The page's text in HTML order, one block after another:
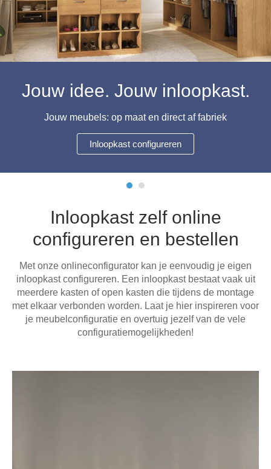
Jouw idee. Jouw inloopkast.
Jouw meubels: op maat en direct af fabriek
Inloopkast configureren
Inloopkast zelf online
configureren en bestellen
Met onze onlineconfigurator kan je eenvoudig je eigen
inloopkast configureren. Een inloopkast bestaat vaak uit
meerdere kasten of open kasten die tijdens de montage
met elkaar verbonden worden. Laat je hier inspireren voor
je meubelconfiguratie en overtuig jezelf van de vele
configuratiemogelijkheden!
Hoekbanken
Hoekkasten
Sideboards
Tafels & zitbanken
Vitrinekasten
Voor schuine wanden
Wandboards
Glaswerelden